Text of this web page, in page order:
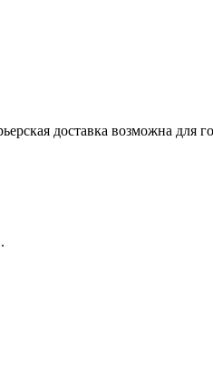
доставка возможна для